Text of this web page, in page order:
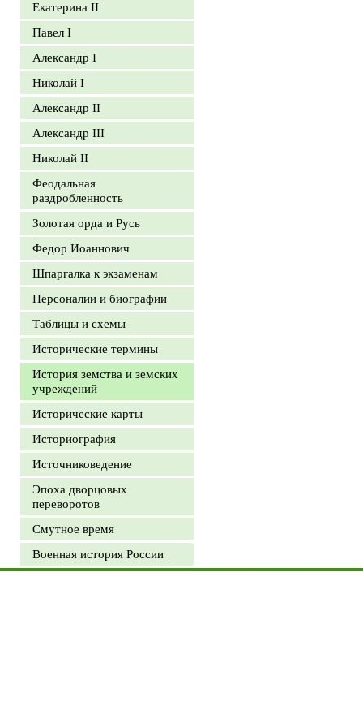
Екатерина II
Павел I
Александр I
Николай I
Александр II
Александр III
Николай II
Феодальная
раздробленность
Золотая орда и Русь
Федор Иоаннович
Шпаргалка к экзаменам
Персоналии и биографии
Таблицы и схемы
Исторические термины
История земства и земских
учреждений
Исторические карты
Историография
Источниковедение
Эпоха дворцовых
переворотов
Смутное время
Военная история России